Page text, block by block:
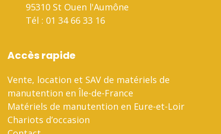
95310 St Ouen l'Aumône
Tél : 01 34 66 33 16
Accès rapide
Vente, location et SAV de matériels de
manutention en Île-de-France
Matériels de manutention en Eure-et-Loir
Chariots d’occasion